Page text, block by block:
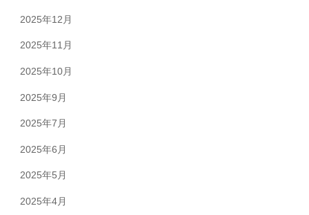
2025年12月
2025年11月
2025年10月
2025年9月
2025年7月
2025年6月
2025年5月
2025年4月